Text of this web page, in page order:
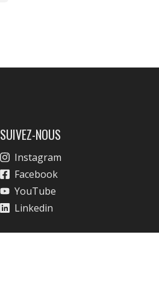
SUIVEZ-NOUS
Instagram
Facebook
YouTube
Linkedin